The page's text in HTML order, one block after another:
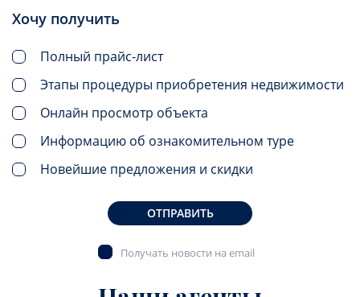
Хочу получить
Полный прайс-лист
Этапы процедуры приобретения недвижимости
Онлайн просмотр объекта
Информацию об ознакомительном туре
Новейшие предложения и скидки
ОТПРАВИТЬ
Получать новости на email